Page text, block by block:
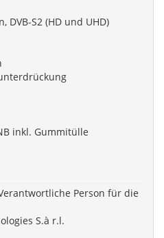
DVB-S2 (HD und UHD)
inkl. Gummitülle
Person für die
S.à r.l.